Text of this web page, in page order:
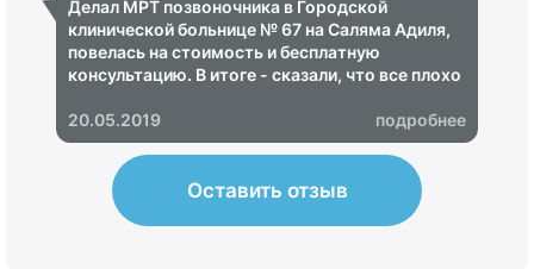
Делал МРТ позвоночника в Городской
клинической больнице № 67 на Саляма Адиля,
повелась на стоимость и бесплатную
консультацию. В итоге - сказали, что все плохо
на 68 000 рублей. Показал своему неврологу -
итог - МРТ не информативное, пришлось
переделывать в другом центре, где показало,
что ничего страшного нет.
20.05.2019 подробнее
Оставить отзыв